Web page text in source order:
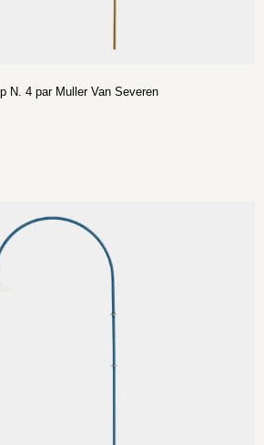
N. 4 par Muller Van Severen